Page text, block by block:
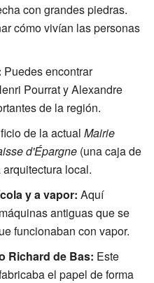
con grandes piedras.
cómo vivían las personas
Puedes encontrar
Pourrat y Alexandre
de la región.
de la actual Mairie
d'Épargne (una caja de
local.
y a vapor: Aquí
antiguas que se
funcionaban con vapor.
Richard de Bas: Este
el papel de forma